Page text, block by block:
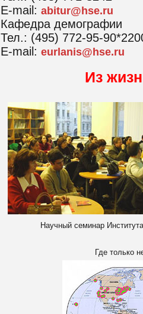
E-mail: abitur@hse.ru
Кафедра демографии
Тел.: (495) 772-95-
E-mail: eurlanis@hse.ru
Из
Научный семинар
Где только